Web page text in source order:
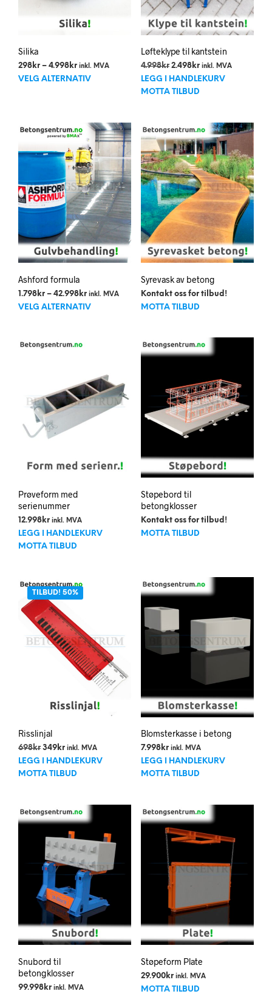
Silika
298 kr – 4.998 krPrisområde:
298kr
inkl. MVA
VELG ALTERNATIV
Dette
produktet
varianter.
Alternativene
kan
velges
på
produktsiden
Løfteklype til kantstein
4.998kr Opprinnelig
pris
var:
2.498krNåværende
pris
er:
inkl. MVA
LEGG I HANDLEKURV
MOTTA TILBUD
Ashford formula
1.798 kr – 42.998 krPrisområde:
1.798kr
inkl. MVA
VELG ALTERNATIV
Dette
flere
varianter.
velges
produktsiden
Syrevask av betong
Kontakt oss for tilbud!
MOTTA TILBUD
Prøveform med
serienummer
12.998 kr inkl. MVA
LEGG I HANDLEKURV
MOTTA TILBUD
Støpebord til
betongklosser
Kontakt oss for tilbud!
MOTTA TILBUD
TILBUD! 50%
Risslinjal
698kr Opprinnelig
pris
var:
349 krNåværende
pris
er:
inkl. MVA
LEGG I HANDLEKURV
MOTTA TILBUD
Blomsterkasse i betong
7.998kr inkl. MVA
LEGG I HANDLEKURV
MOTTA TILBUD
Snubord til
betongklosser
99.998 kr inkl. MVA
Støpeform Plate
29.900kr inkl. MVA
MOTTA TILBUD